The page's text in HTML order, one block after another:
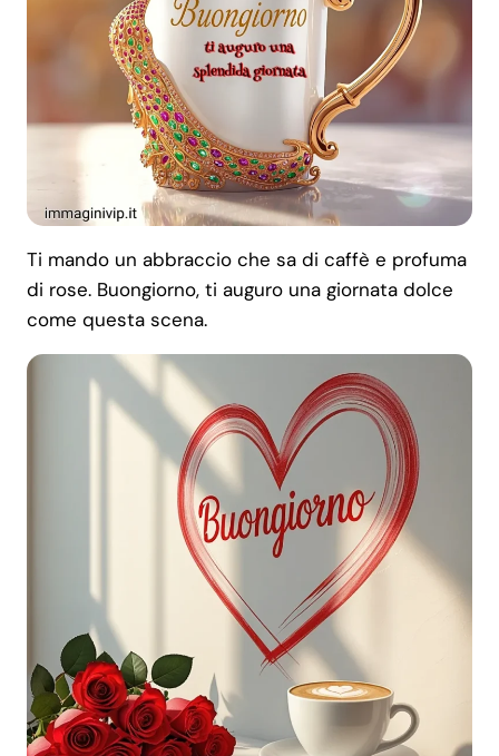
Ti mando un abbraccio che sa di caffè e profuma
di rose. Buongiorno, ti auguro una giornata dolce
come questa scena.